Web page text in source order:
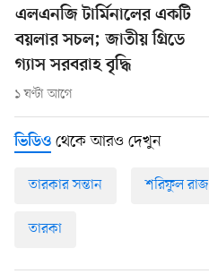
এলএনজি টার্মিনালের একটি
বয়লার সচল; জাতীয় গ্রিডে
গ্যাস সরবরাহ বৃদ্ধি
১ ঘণ্টা আগে
ভিডিও থেকে আরও দেখুন
তারকার সন্তান শরিফুল রাজ
তারকা